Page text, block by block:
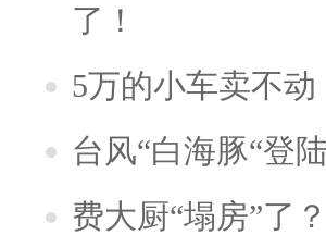
了！
5万的小车卖不
台风“白海豚“登
费大厨“塌房”了？